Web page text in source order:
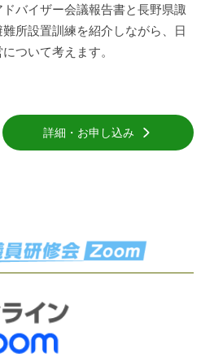
バイザー会議報告書と長野県諏
所設置訓練を紹介しながら、日
ついて考えます。
詳細・お申し込み